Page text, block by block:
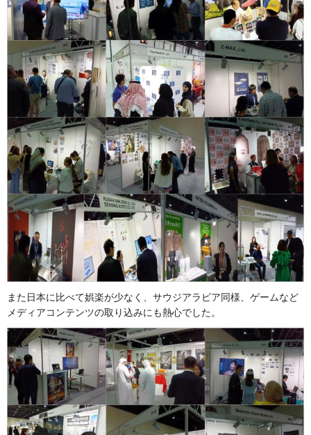
また日本に比べて娯楽が少なく、サウジアラビア同様、ゲームなど
メディアコンテンツの取り込みにも熱心でした。